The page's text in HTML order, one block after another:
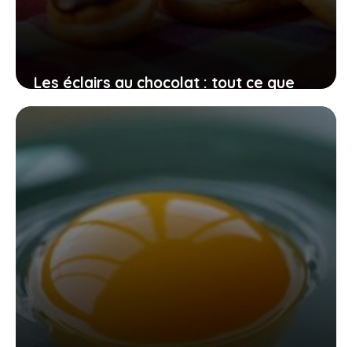
Les éclairs au chocolat : tout ce que
vous devez savoir sur leurs calories et